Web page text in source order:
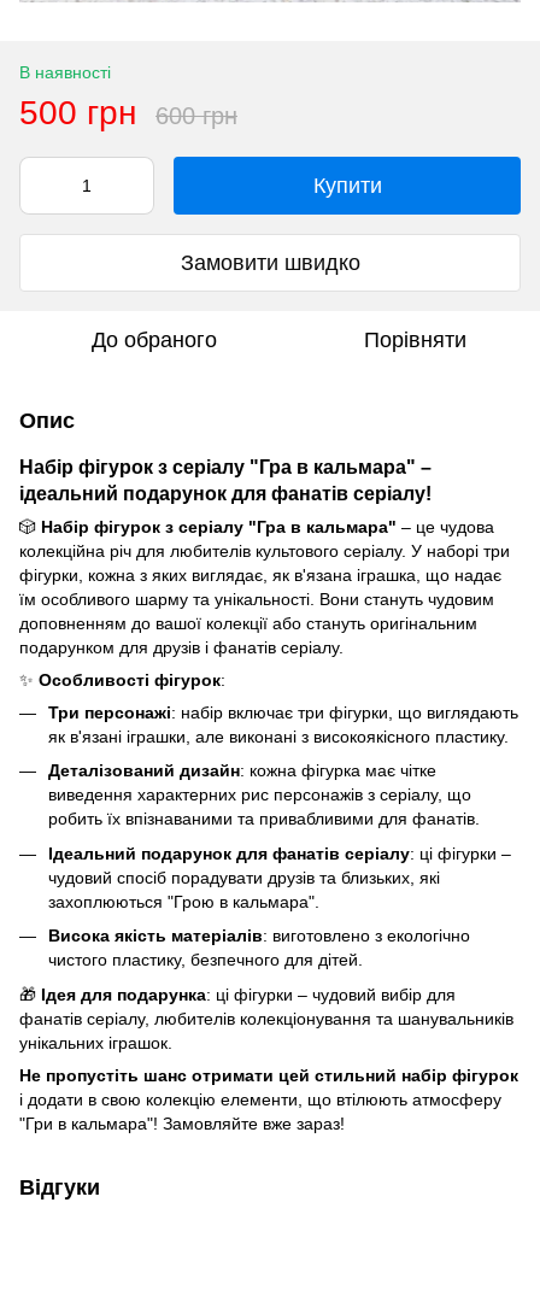
В наявності
500 грн 600 грн
Купити
Замовити швидко
До обраного Порівняти
Опис
Набір фігурок з серіалу "Гра в кальмара" –
ідеальний подарунок для фанатів серіалу!
🎲 Набір фігурок з серіалу "Гра в кальмара" – це чудова
колекційна річ для любителів культового серіалу. У наборі три
фігурки, кожна з яких виглядає, як в'язана іграшка, що надає
їм особливого шарму та унікальності. Вони стануть чудовим
доповненням до вашої колекції або стануть оригінальним
подарунком для друзів і фанатів серіалу.
✨ Особливості фігурок:
Три персонажі: набір включає три фігурки, що виглядають
як в'язані іграшки, але виконані з високоякісного пластику.
Деталізований дизайн: кожна фігурка має чітке
виведення характерних рис персонажів з серіалу, що
робить їх впізнаваними та привабливими для фанатів.
Ідеальний подарунок для фанатів серіалу: ці фігурки –
чудовий спосіб порадувати друзів та близьких, які
захоплюються "Грою в кальмара".
Висока якість матеріалів: виготовлено з екологічно
чистого пластику, безпечного для дітей.
🎁 Ідея для подарунка: ці фігурки – чудовий вибір для
фанатів серіалу, любителів колекціонування та шанувальників
унікальних іграшок.
Не пропустіть шанс отримати цей стильний набір фігурок
і додати в свою колекцію елементи, що втілюють атмосферу
"Гри в кальмара"! Замовляйте вже зараз!
Відгуки